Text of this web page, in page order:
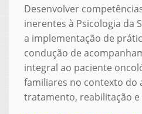
Desenvolver
inerentes à Psicologia da
a implementação de
condução de
integral ao paciente
familiares no contexto do
tratamento, reabilitação e